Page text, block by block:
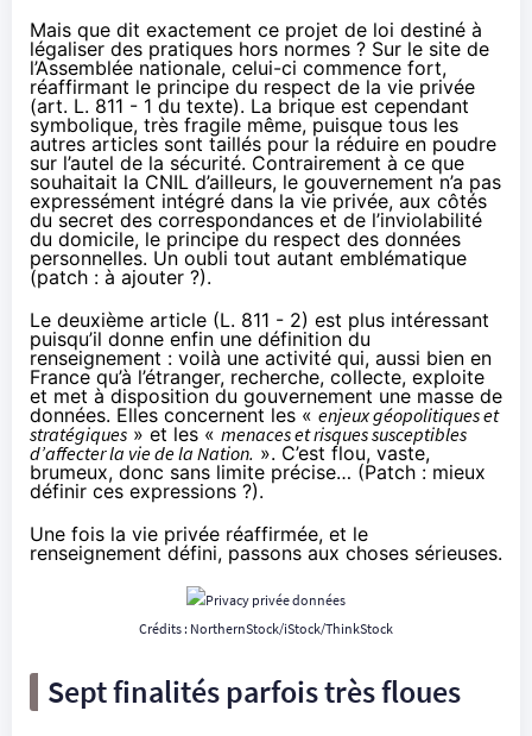
Mais que dit exactement ce projet de loi destiné à
légaliser des pratiques hors normes ? Sur le site de
l’Assemblée nationale, celui-ci commence fort,
réaffirmant le principe du respect de la vie privée
(art. L. 811 - 1 du texte). La brique est cependant
symbolique, très fragile même, puisque tous les
autres articles sont taillés pour la réduire en poudre
sur l’autel de la sécurité. Contrairement à ce que
souhaitait la CNIL d’ailleurs, le gouvernement n’a pas
expressément intégré dans la vie privée, aux côtés
du secret des correspondances et de l’inviolabilité
du domicile, le principe du respect des données
personnelles. Un oubli tout autant emblématique
(patch : à ajouter ?).
Le deuxième article (L. 811 - 2) est plus intéressant
puisqu’il donne enfin une définition du
renseignement : voilà une activité qui, aussi bien en
France qu’à l’étranger, recherche, collecte, exploite
et met à disposition du gouvernement une masse de
données. Elles concernent les « enjeux géopolitiques et
stratégiques » et les « menaces et risques susceptibles
d’affecter la vie de la Nation. ». C’est flou, vaste,
brumeux, donc sans limite précise… (Patch : mieux
définir ces expressions ?).
Une fois la vie privée réaffirmée, et le
renseignement défini, passons aux choses sérieuses.
Crédits : NorthernStock/iStock/ThinkStock
Sept finalités parfois très floues